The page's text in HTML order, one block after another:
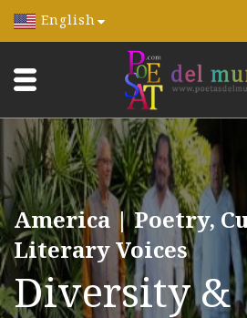
English
America | Poetry,
Literary Voices
Diversity &